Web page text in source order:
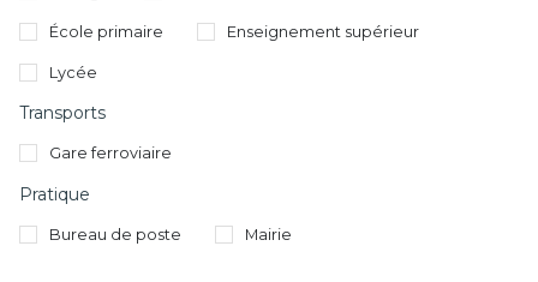
École primaire Enseignement supérieur
Lycée
Transports
Gare ferroviaire
Pratique
Bureau de poste Mairie